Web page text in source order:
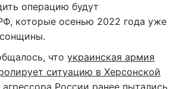
операцию будут
которые осенью 2022 года уже
что украинская армия
ситуацию в Херсонской
агрессора России ранее пытались